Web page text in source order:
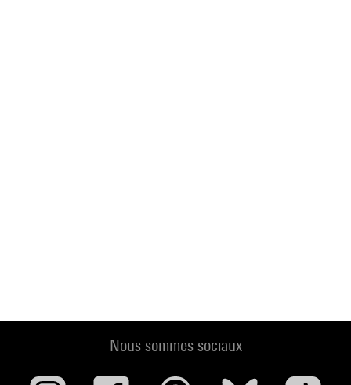
Nous sommes sociaux